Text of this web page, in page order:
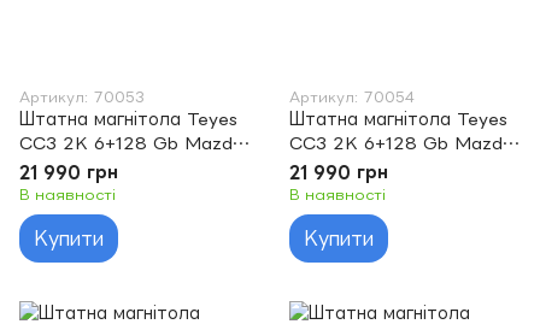
Артикул: 70053
Штатна магнітола Teyes
CC3 2K 6+128 Gb Mazda
5 2 CR 2005-2010 9"
21 990 грн
В наявності
Купити
Артикул: 70054
Штатна магнітола Teyes
CC3 2K 6+128 Gb Mazda
5 3 CW 2010-2015 9"
21 990 грн
В наявності
Купити